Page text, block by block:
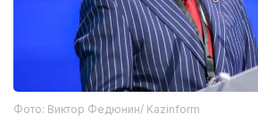
Фото: Виктор Федюнин/ Kazinform